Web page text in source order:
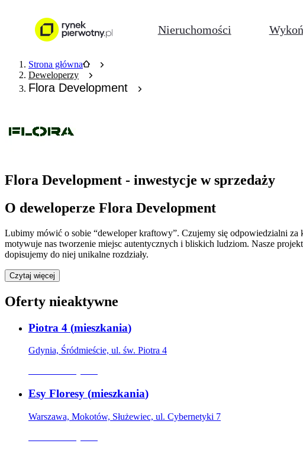
Nieruchomości
Strona główna
Deweloperzy
Flora Development
Flora Development - inwestycje w sprzedaży
O deweloperze Flora Development
Lubimy mówić o sobie “deweloper kraftowy”. Czujemy się odpowiedzialni za
motywuje nas tworzenie miejsc autentycznych i bliskich ludziom. Nasze
dopisujemy do niej unikalne rozdziały.
Czytaj więcej
Oferty nieaktywne
Piotra 4 (mieszkania)
Gdynia, Śródmieście, ul. św. Piotra 4
Esy Floresy (mieszkania)
Warszawa, Mokotów, Służewiec, ul. Cybernetyki 7